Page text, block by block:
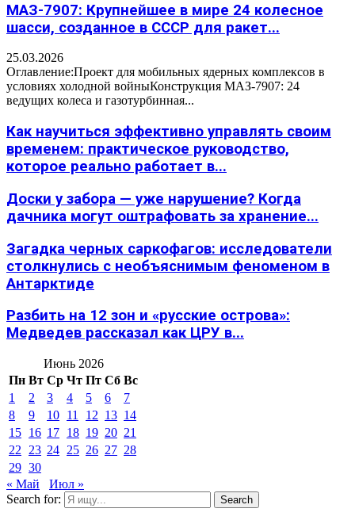
МАЗ-7907: Крупнейшее в мире 24 колесное
шасси, созданное в СССР для ракет...
25.03.2026
Оглавление:Проект для мобильных ядерных комплексов в
условиях холодной войныКонструкция МАЗ-7907: 24
ведущих колеса и газотурбинная...
Как научиться эффективно управлять своим
временем: практическое руководство,
которое реально работает в...
Доски у забора — уже нарушение? Когда
дачника могут оштрафовать за хранение...
Загадка черных саркофагов: исследователи
столкнулись с необъяснимым феноменом в
Антарктиде
Разбить на 12 зон и «русские острова»:
Медведев рассказал как ЦРУ в...
Июнь 2026
Пн Вт Ср Чт Пт Сб Вс
1
2 3 4 5 6
7
8
9 10 11 12 13 14
15 16 17 18 19 20 21
22
23 24 25 26 27 28
29 30
« Май
Июл »
Search for:
Search